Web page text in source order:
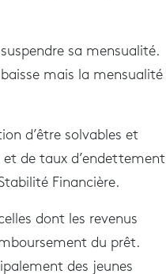
sa mensualité.
mais la mensualité
d’être solvables et
de taux d’endettement
Financière.
dont les revenus
du prêt.
des jeunes